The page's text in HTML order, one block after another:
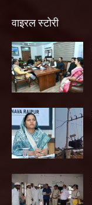
वाइरल स्टोरी